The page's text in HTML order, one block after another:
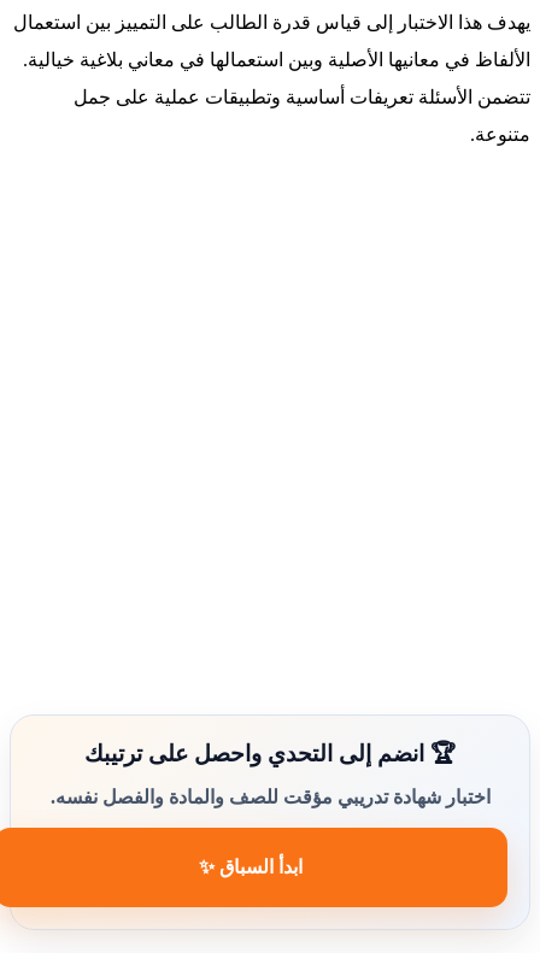
يهدف هذا الاختبار إلى قياس قدرة الطالب على التمييز بين استعمال
الألفاظ في معانيها الأصلية وبين استعمالها في معاني بلاغية خيالية.
تتضمن الأسئلة تعريفات أساسية وتطبيقات عملية على جمل
متنوعة.
🏆 انضم إلى التحدي واحصل على ترتيبك
اختبار شهادة تدريبي مؤقت للصف والمادة والفصل نفسه.
ابدأ السباق ✨